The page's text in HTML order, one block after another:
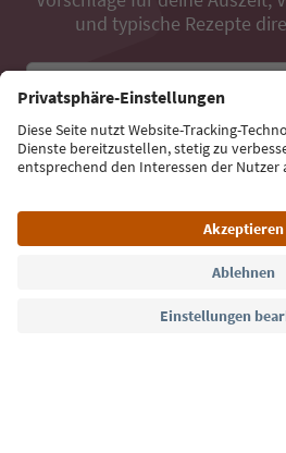
und typische Rezepte
E-Mail Adresse
Jetzt